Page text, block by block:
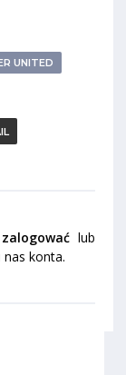
UNITED
zalogować lub
nas konta.